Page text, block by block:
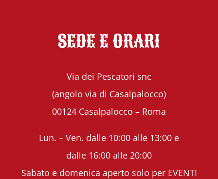
SEDE E ORARI
Via dei Pescatori snc
(angolo via di Casalpalocco)
00124 Casalpalocco – Roma
Lun. – Ven. dalle 10:00 alle 13:00 e
dalle 16:00 alle 20:00
Sabato e domenica aperto solo per EVENTI